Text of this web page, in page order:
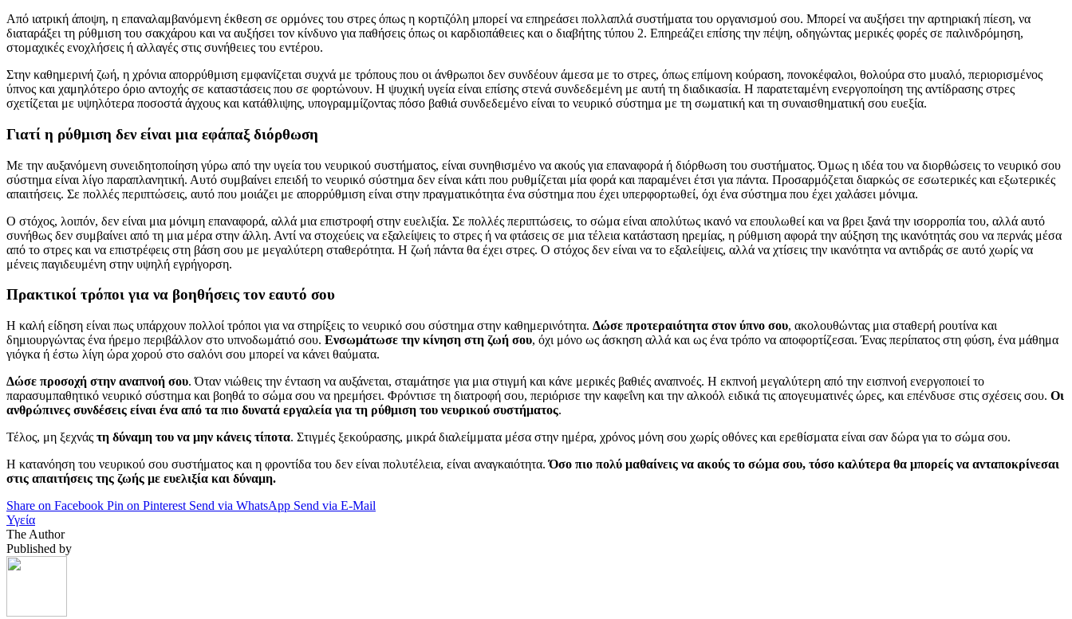
Από ιατρική άποψη, η επαναλαμβανόμενη έκθεση σε ορμόνες του στρες όπως η κορτιζόλη μπορεί να επηρεάσει πολλαπλά συστήματα του οργανισμού σου. Μπορεί να αυξήσει την αρτηριακή πίεση, να
διαταράξει τη ρύθμιση του σακχάρου και να αυξήσει τον κίνδυνο για παθήσεις όπως οι καρδιοπάθειες και ο διαβήτης τύπου 2. Επηρεάζει επίσης την πέψη, οδηγώντας μερικές φορές σε παλινδρόμηση,
στομαχικές ενοχλήσεις ή αλλαγές στις συνήθειες του εντέρου.
Στην καθημερινή ζωή, η χρόνια απορρύθμιση εμφανίζεται συχνά με τρόπους που οι άνθρωποι δεν συνδέουν άμεσα με το στρες, όπως επίμονη κούραση, πονοκέφαλοι, θολούρα στο μυαλό, περιορισμένος
ύπνος και χαμηλότερο όριο αντοχής σε καταστάσεις που σε φορτώνουν. Η ψυχική υγεία είναι επίσης στενά συνδεδεμένη με αυτή τη διαδικασία. Η παρατεταμένη ενεργοποίηση της αντίδρασης στρες
σχετίζεται με υψηλότερα ποσοστά άγχους και κατάθλιψης, υπογραμμίζοντας πόσο βαθιά συνδεδεμένο είναι το νευρικό σύστημα με τη σωματική και τη συναισθηματική σου ευεξία.
Γιατί η ρύθμιση δεν είναι μια εφάπαξ διόρθωση
Με την αυξανόμενη συνειδητοποίηση γύρω από την υγεία του νευρικού συστήματος, είναι συνηθισμένο να ακούς για επαναφορά ή διόρθωση του συστήματος. Όμως η ιδέα του να διορθώσεις το νευρικό σου
σύστημα είναι λίγο παραπλανητική. Αυτό συμβαίνει επειδή το νευρικό σύστημα δεν είναι κάτι που ρυθμίζεται μία φορά και παραμένει έτσι για πάντα. Προσαρμόζεται διαρκώς σε εσωτερικές και εξωτερικές
απαιτήσεις. Σε πολλές περιπτώσεις, αυτό που μοιάζει με απορρύθμιση είναι στην πραγματικότητα ένα σύστημα που έχει υπερφορτωθεί, όχι ένα σύστημα που έχει χαλάσει μόνιμα.
Ο στόχος, λοιπόν, δεν είναι μια μόνιμη επαναφορά, αλλά μια επιστροφή στην ευελιξία. Σε πολλές περιπτώσεις, το σώμα είναι απολύτως ικανό να επουλωθεί και να βρει ξανά την ισορροπία του, αλλά αυτό
συνήθως δεν συμβαίνει από τη μια μέρα στην άλλη. Αντί να στοχεύεις να εξαλείψεις το στρες ή να φτάσεις σε μια τέλεια κατάσταση ηρεμίας, η ρύθμιση αφορά την αύξηση της ικανότητάς σου να περνάς μέσα
από το στρες και να επιστρέφεις στη βάση σου με μεγαλύτερη σταθερότητα. Η ζωή πάντα θα έχει στρες. Ο στόχος δεν είναι να το εξαλείψεις, αλλά να χτίσεις την ικανότητα να αντιδράς σε αυτό χωρίς να
μένεις παγιδευμένη στην υψηλή εγρήγορση.
Πρακτικοί τρόποι για να βοηθήσεις τον εαυτό σου
Η καλή είδηση είναι πως υπάρχουν πολλοί τρόποι για να στηρίξεις το νευρικό σου σύστημα στην καθημερινότητα. Δώσε προτεραιότητα στον ύπνο σου, ακολουθώντας μια σταθερή ρουτίνα και
δημιουργώντας ένα ήρεμο περιβάλλον στο υπνοδωμάτιό σου. Ενσωμάτωσε την κίνηση στη ζωή σου, όχι μόνο ως άσκηση αλλά και ως ένα τρόπο να αποφορτίζεσαι. Ένας περίπατος στη φύση, ένα μάθημα
γιόγκα ή έστω λίγη ώρα χορού στο σαλόνι σου μπορεί να κάνει θαύματα.
Δώσε προσοχή στην αναπνοή σου. Όταν νιώθεις την ένταση να αυξάνεται, σταμάτησε για μια στιγμή και κάνε μερικές βαθιές αναπνοές. Η εκπνοή μεγαλύτερη από την εισπνοή ενεργοποιεί το
παρασυμπαθητικό νευρικό σύστημα και βοηθά το σώμα σου να ηρεμήσει. Φρόντισε τη διατροφή σου, περιόρισε την καφεΐνη και την αλκοόλ ειδικά τις απογευματινές ώρες, και επένδυσε στις σχέσεις σου. Οι
ανθρώπινες συνδέσεις είναι ένα από τα πιο δυνατά εργαλεία για τη ρύθμιση του νευρικού συστήματος.
Τέλος, μη ξεχνάς τη δύναμη του να μην κάνεις τίποτα. Στιγμές ξεκούρασης, μικρά διαλείμματα μέσα στην ημέρα, χρόνος μόνη σου χωρίς οθόνες και ερεθίσματα είναι σαν δώρα για το σώμα σου.
Η κατανόηση του νευρικού σου συστήματος και η φροντίδα του δεν είναι πολυτέλεια, είναι αναγκαιότητα. Όσο πιο πολύ μαθαίνεις να ακούς το σώμα σου, τόσο καλύτερα θα μπορείς να ανταποκρίνεσαι
στις απαιτήσεις της ζωής με ευελιξία και δύναμη.
Share on Facebook Pin on Pinterest Send via WhatsApp Send via E-Mail
Υγεία
The Author
Published by